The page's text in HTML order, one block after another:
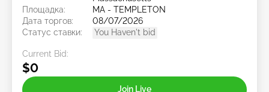
Площадка:
MA - TEMPLETON
Дата торгов:
08/07/2026
Статус ставки:
You Haven't bid
Current Bid:
$0
Join Live